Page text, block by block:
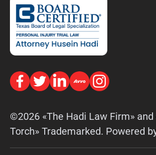
©2026 «The Hadi Law Firm» and
Torch» Trademarked. Powered